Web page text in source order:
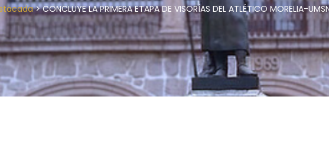
>CONCLUYE LA PRIMERA ETAPA DE VISORÍAS DEL ATLÉTICO MORELIA-